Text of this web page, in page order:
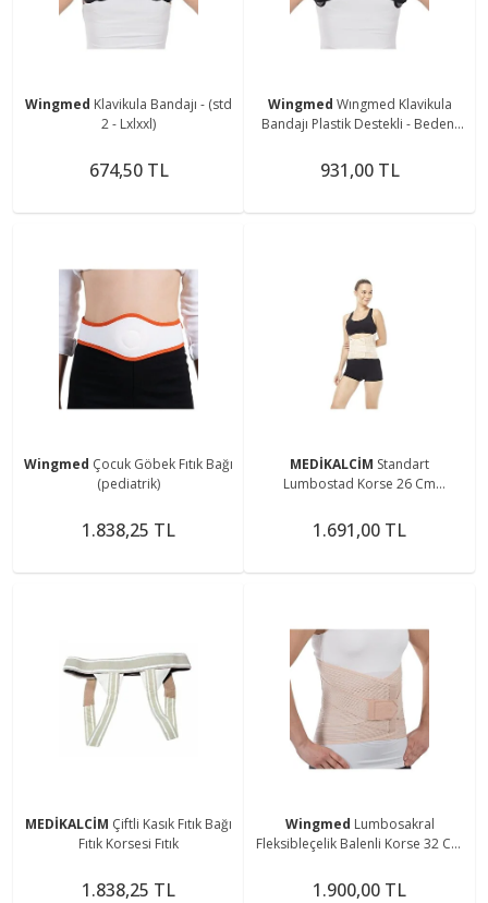
Wingmed Klavikula Bandajı - (std
2 - Lxlxxl)
674,50 TL
Wingmed Wıngmed Klavikula
Bandajı Plastik Destekli - Beden:
931,00 TL
Wingmed Çocuk Göbek Fıtık Bağı
(pediatrik)
1.838,25 TL
MEDİKALCİM Standart
Lumbostad Korse 26 Cm
1.691,00 TL
MEDİKALCİM Çiftli Kasık Fıtık Bağı
Fıtık Korsesi Fıtık
1.838,25 TL
Wingmed Lumbosakral
Fleksibleçelik Balenli Korse 32 Cm
1.900,00 TL